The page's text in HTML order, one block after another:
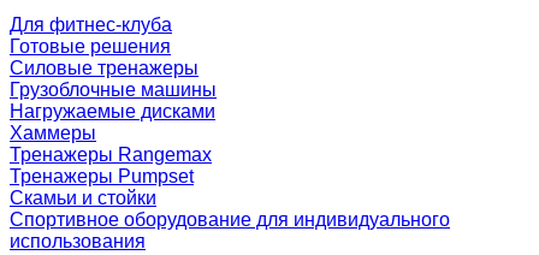
Для фитнес-клуба
Готовые решения
Силовые тренажеры
Грузоблочные машины
Нагружаемые дисками
Хаммеры
Тренажеры Rangemax
Тренажеры Pumpset
Скамьи и стойки
Спортивное оборудование для индивидуального
использования